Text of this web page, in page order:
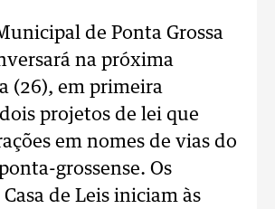
de Ponta Grossa
na próxima
(26), em primeira
projetos de lei que
em nomes de vias do
grossense. Os
de Leis iniciam às